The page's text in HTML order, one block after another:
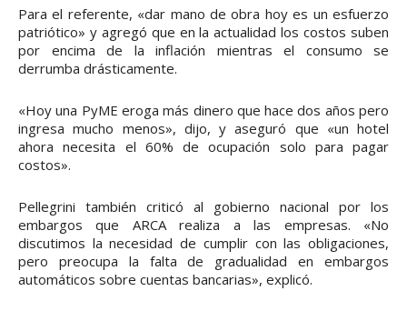
Para el referente, «dar mano de obra hoy es un esfuerzo
patriótico» y agregó que en la actualidad los costos suben
por encima de la inflación mientras el consumo se
derrumba drásticamente.
«Hoy una PyME eroga más dinero que hace dos años pero
ingresa mucho menos», dijo, y aseguró que «un hotel
ahora necesita el 60% de ocupación solo para pagar
costos».
Pellegrini también criticó al gobierno nacional por los
embargos que ARCA realiza a las empresas. «No
discutimos la necesidad de cumplir con las obligaciones,
pero preocupa la falta de gradualidad en embargos
automáticos sobre cuentas bancarias», explicó.